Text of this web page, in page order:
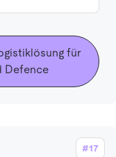
für
Defence
#17